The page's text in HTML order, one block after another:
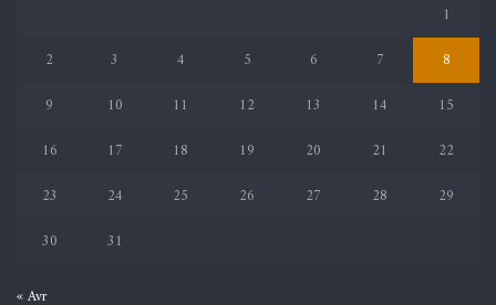
1
2
3 4 5 6 7
8
9
10 11 12 13 14
15
16
17 18 19 20 21
22
23
24 25 26 27 28
29
30
31
« Avr